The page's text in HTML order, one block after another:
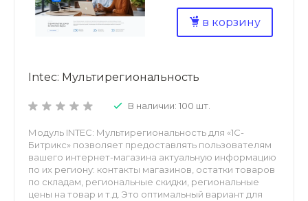
в корзину
Intec: Мультирегиональность
В наличии: 100 шт.
Модуль INTEC: Мультирегиональность для «1С-
Битрикс» позволяет предоставлять пользователям
вашего интернет-магазина актуальную информацию
по их региону: контакты магазинов, остатки товаров
по складам, региональные скидки, региональные
цены на товар и т.д. Это оптимальный вариант для